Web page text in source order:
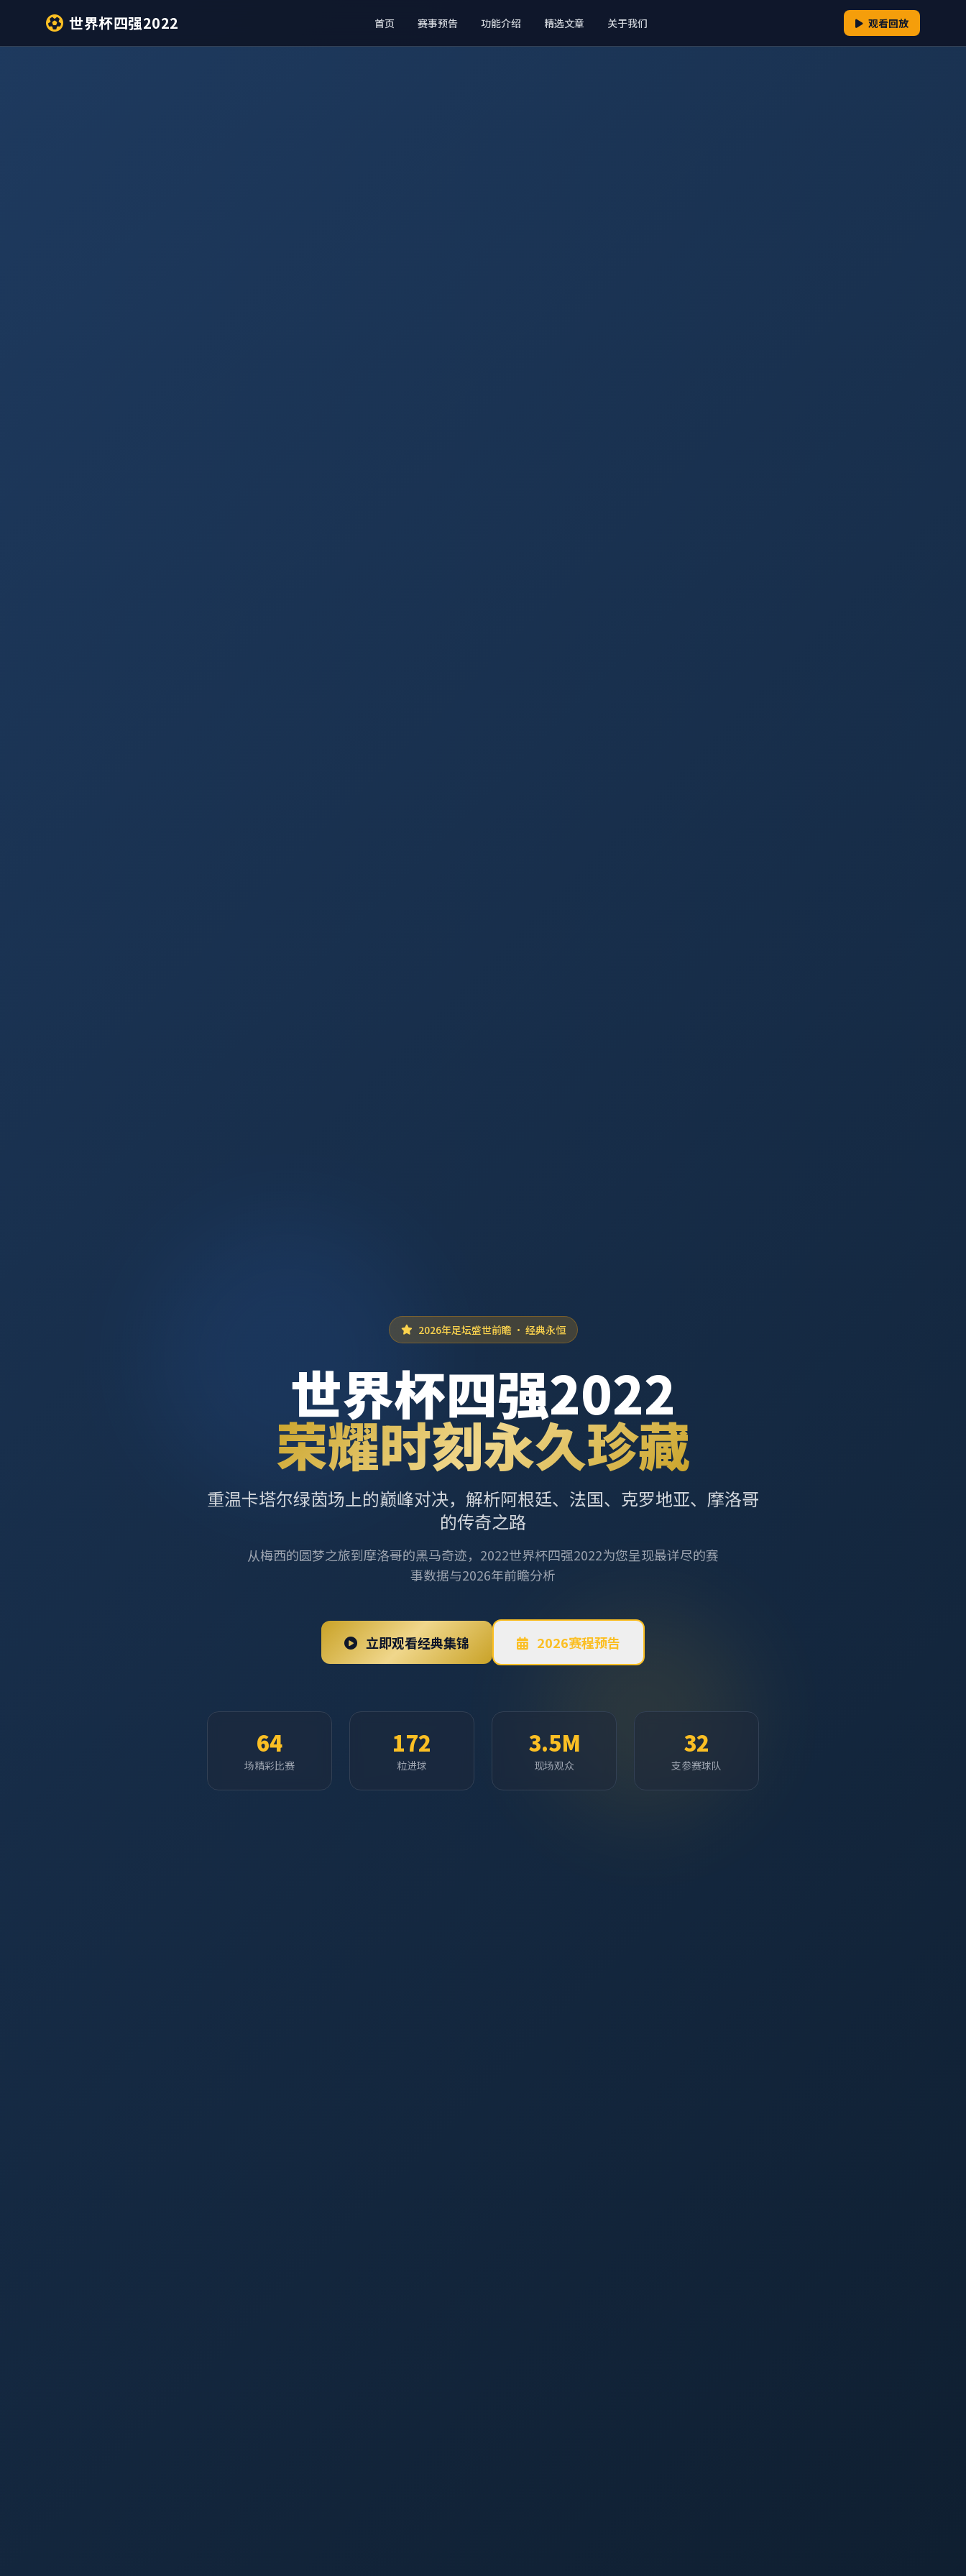
世界杯四强2022 首页 赛事预告 功能介绍 精选文章 关于我们 观看回放
2026年足坛盛世前瞻 · 经典永恒
世界杯四强2022
荣耀时刻永久珍藏
重温卡塔尔绿茵场上的巅峰对决，解析阿根廷、法国、克罗地亚、摩洛哥
的传奇之路
从梅西的圆梦之旅到摩洛哥的黑马奇迹，2022世界杯四强2022为您呈现最详尽的赛
事数据与2026年前瞻分析
立即观看经典集锦 2026赛程预告
64
场精彩比赛
172
粒进球
3.5M
现场观众
32
支参赛球队